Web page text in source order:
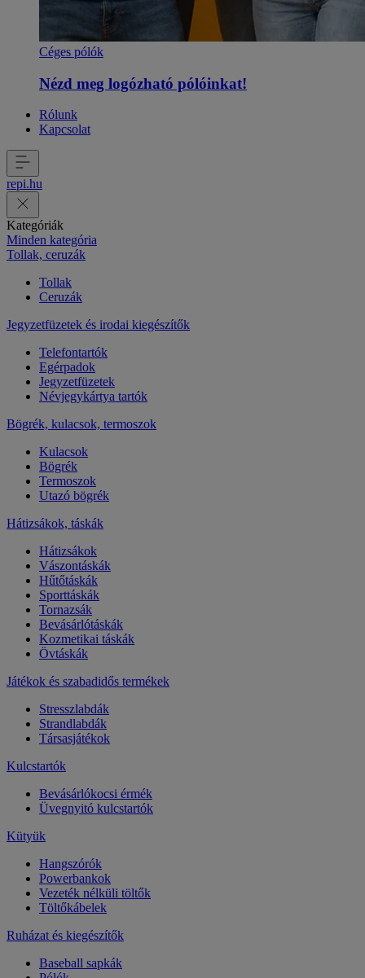
Céges pólók
Nézd meg logózható pólóinkat!
Rólunk
Kapcsolat
repi.hu
Kategóriák
Minden kategória
Tollak, ceruzák
Tollak
Ceruzák
Jegyzetfüzetek és irodai kiegészítők
Telefontartók
Egérpadok
Jegyzetfüzetek
Névjegykártya tartók
Bögrék, kulacsok, termoszok
Kulacsok
Bögrék
Termoszok
Utazó bögrék
Hátizsákok, táskák
Hátizsákok
Vászontáskák
Hűtőtáskák
Sporttáskák
Tornazsák
Bevásárlótáskák
Kozmetikai táskák
Övtáskák
Játékok és szabadidős termékek
Stresszlabdák
Strandlabdák
Társasjátékok
Kulcstartók
Bevásárlókocsi érmék
Üvegnyitó kulcstartók
Kütyük
Hangszórók
Powerbankok
Vezeték nélküli töltők
Töltőkábelek
Ruházat és kiegészítők
Baseball sapkák